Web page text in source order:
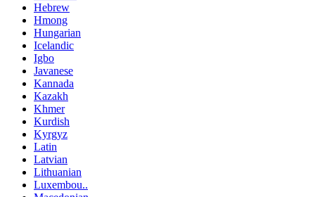
Hebrew
Hmong
Hungarian
Icelandic
Igbo
Javanese
Kannada
Kazakh
Khmer
Kurdish
Kyrgyz
Latin
Latvian
Lithuanian
Luxembou..